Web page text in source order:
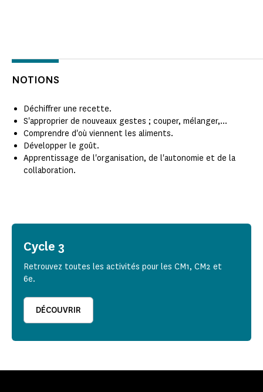
NOTIONS
Déchiffrer une recette.
S'approprier de nouveaux gestes ; couper, mélanger,...
Comprendre d'où viennent les aliments.
Développer le goût.
Apprentissage de l'organisation, de l'autonomie et de la
collaboration.
Cycle 3
Retrouvez toutes les activités pour les CM1, CM2 et
6e.
DÉCOUVRIR